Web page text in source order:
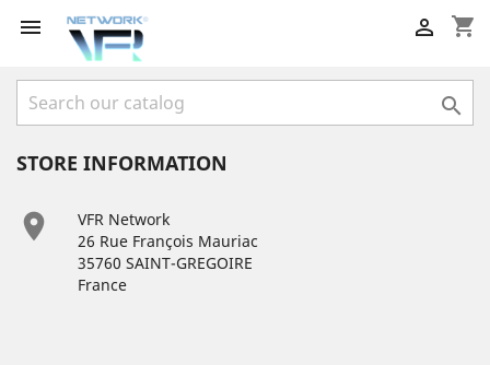
 shopping_cart


STORE INFORMATION

VFR Network
26 Rue François Mauriac
35760 SAINT-GREGOIRE
France